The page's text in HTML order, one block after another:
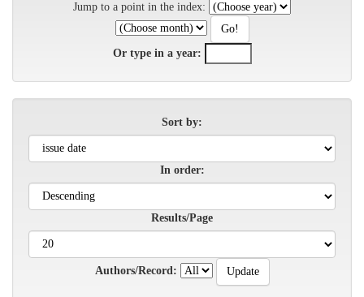
Jump to a point in the index:
Or type in a year:
Sort by:
In order:
Results/Page
Authors/Record: